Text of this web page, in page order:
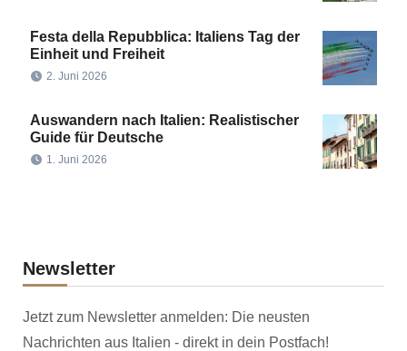
Festa della Repubblica: Italiens Tag der
Einheit und Freiheit
2. Juni 2026
Auswandern nach Italien: Realistischer
Guide für Deutsche
1. Juni 2026
Newsletter
Jetzt zum Newsletter anmelden: Die neusten
Nachrichten aus Italien - direkt in dein Postfach!